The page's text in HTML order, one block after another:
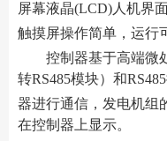
屏幕液晶(LCD)人机界
触摸屏操作简单，运行
控制器基于高端微处
转RS485模块）和
器进行通信，发电机组
在控制器上显示。